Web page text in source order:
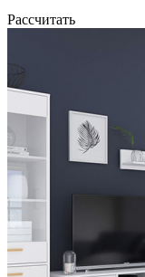
Рассчитать